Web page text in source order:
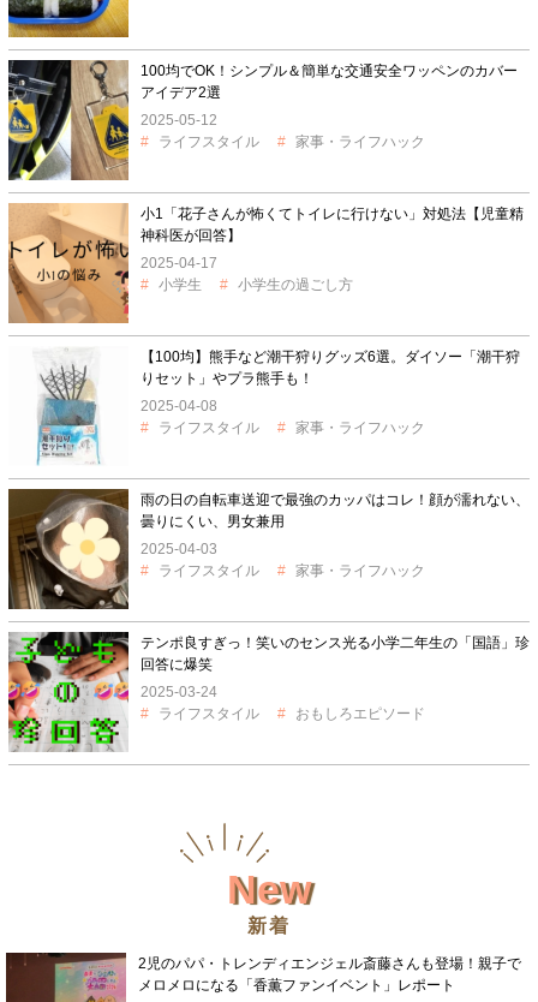
100均でOK！シンプル＆簡単な交通安全ワッペンのカバー
アイデア2選
2025-05-12
ライフスタイル
家事・ライフハック
小1「花子さんが怖くてトイレに行けない」対処法【児童精
神科医が回答】
2025-04-17
小学生
小学生の過ごし方
【100均】熊手など潮干狩りグッズ6選。ダイソー「潮干狩
りセット」やプラ熊手も！
2025-04-08
ライフスタイル
家事・ライフハック
雨の日の自転車送迎で最強のカッパはコレ！顔が濡れない、
曇りにくい、男女兼用
2025-04-03
ライフスタイル
家事・ライフハック
テンポ良すぎっ！笑いのセンス光る小学二年生の「国語」珍
回答に爆笑
2025-03-24
ライフスタイル
おもしろエピソード
New
新着
2児のパパ・トレンディエンジェル斎藤さんも登場！親子で
メロメロになる「香薫ファンイベント」レポート